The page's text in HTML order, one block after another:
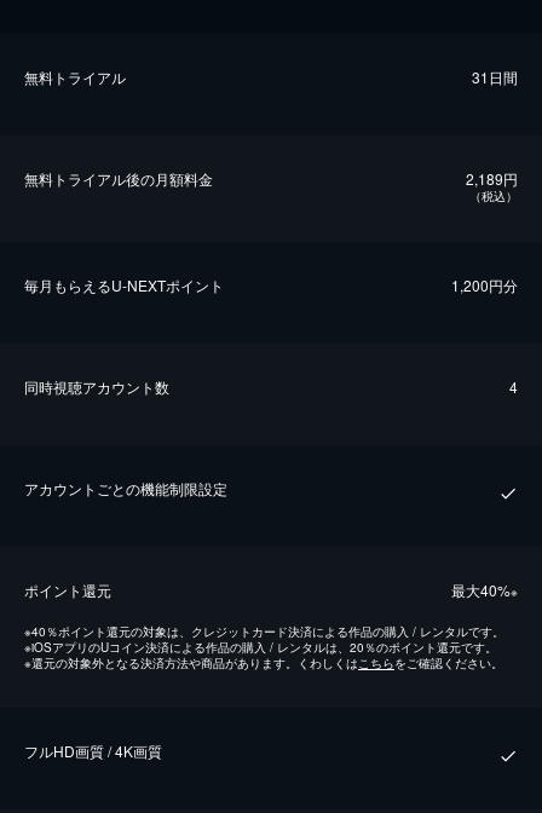
無料トライアル 31日間
無料トライアル後の⽉額料金 2,189円
（税込）
毎⽉もらえるU-NEXTポイント 1,200円分
同時視聴アカウント数 4
アカウントごとの機能制限設定
ポイント還元 最⼤40%※
※40％ポイント還元の対象は、クレジットカード決済による作品の購入 / レンタルです。
※iOSアプリのUコイン決済による作品の購入 / レンタルは、20％のポイント還元です。
※還元の対象外となる決済方法や商品があります。くわしくはこちらをご確認ください。
フルHD画質 / 4K画質